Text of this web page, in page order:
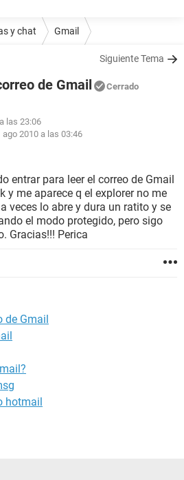
y chat Gmail
Siguiente Tema
de Gmail Cerrado
las 23:06
ago 2010 a las 03:46
entrar para leer el correo de Gmail
y me aparece q el explorer no me
veces lo abre y dura un ratito y se
el modo protegido, pero sigo
Gracias!!! Perica
de Gmail
hotmail